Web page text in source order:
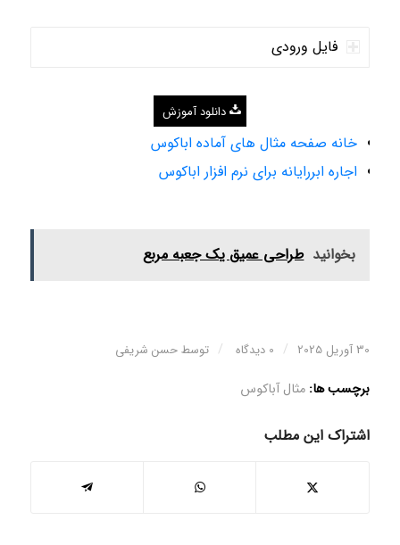
فایل ورودی
دانلود آموزش
خانه صفحه مثال های آماده اباکوس
اجاره ابررایانه برای نرم افزار اباکوس
بخوانید طراحی عمیق یک جعبه مربع
30 آوریل 2025 / 0 دیدگاه / توسطحسن شریفی
برچسب ها: مثال آباکوس
اشتراک این مطلب